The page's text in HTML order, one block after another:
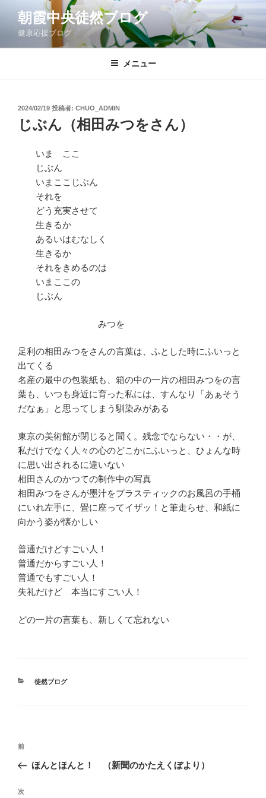
ン
朝霞中央徒然ブログ
健康応援ブログ
メニュー
投
稿
日:
2024/02/19 投稿者: CHUO_ADMIN
じぶん（相田みつをさん）
いま ここ
じぶん
いまここじぶん
それを
どう充実させて
生きるか
あるいはむなしく
生きるか
それをきめるのは
いまここの
じぶん
みつを
足利の相田みつをさんの言葉は、ふとした時にふいっと
出てくる
名産の最中の包装紙も、箱の中の一片の相田みつをの言
葉も、いつも身近に育った私には、すんなり「あぁそう
だなぁ」と思ってしまう馴染みがある
東京の美術館が閉じると聞く。残念でならない・・が、
私だけでなく人々の心のどこかにふいっと、ひょんな時
に思い出されるに違いない
相田さんのかつての制作中の写真
相田みつをさんが墨汁をプラスティックのお風呂の手桶
にいれ左手に、畳に座ってイザッ！と筆走らせ、和紙に
向かう姿が懐かしい
普通だけどすごい人！
普通だからすごい人！
普通でもすごい人！
失礼だけど 本当にすごい人！
どの一片の言葉も、新しくて忘れない
カ
徒然ブログ
投
ナ
ビ
前
の
稿
前
ほんとほんと！ （新聞のかたえくぼより）
次
次